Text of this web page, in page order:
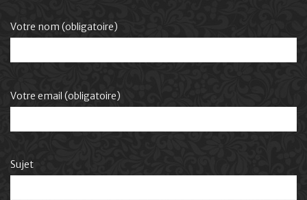
Votre nom (obligatoire)
Votre email (obligatoire)
Sujet